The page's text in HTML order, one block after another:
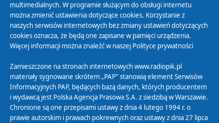
Polityka Prywatności
Zasady korzystania z Serwisu
Organizacje Pożytku Publicznego
Cyfryzacja DAB+
Polityka ochrony danych osobowych
Abonament
Zamówienia publiczne
multimedialnych. W programie służącym do obsługi internetu
można zmienić ustawienia dotyczące cookies. Korzystanie z
naszych serwisów internetowych bez zmiany ustawień dotyczących
cookies oznacza, że będą one zapisane w pamięci urządzenia.
Więcej informacji można znaleźć w naszej Polityce prywatności
Zamieszczone na stronach internetowych www.radiopik.pl
materiały sygnowane skrótem „PAP” stanowią element Serwisów
Informacyjnych PAP, będących bazą danych, których producentem
i wydawcą jest Polska Agencja Prasowa S.A. z siedzibą w Warszawie.
Chronione są one przepisami ustawy z dnia 4 lutego 1994 r. o
prawie autorskim i prawach pokrewnych oraz ustawy z dnia 27 lipca